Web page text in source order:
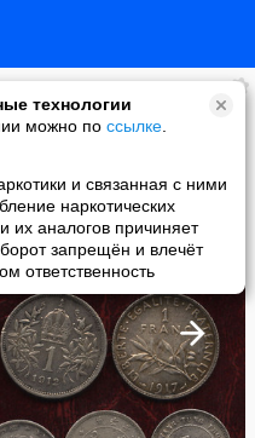
технологии
можно по ссылке
и связанная с ними
наркотических
их аналогов причиняет
запрещён и влечёт
ответственность